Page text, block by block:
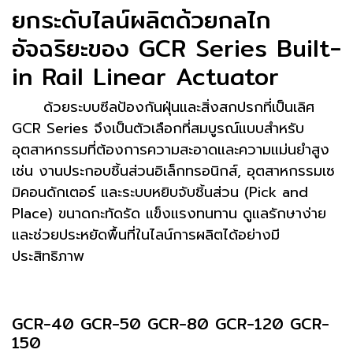
ยกระดับไลน์ผลิตด้วยกลไก
อัจฉริยะของ GCR Series Built-
in Rail Linear Actuator
ด้วยระบบซีลป้องกันฝุ่นและสิ่งสกปรกที่เป็นเลิศ
GCR Series จึงเป็นตัวเลือกที่สมบูรณ์แบบสำหรับ
อุตสาหกรรมที่ต้องการความสะอาดและความแม่นยำสูง
เช่น งานประกอบชิ้นส่วนอิเล็กทรอนิกส์, อุตสาหกรรมเซ
มิคอนดักเตอร์ และระบบหยิบจับชิ้นส่วน (Pick and
Place) ขนาดกะทัดรัด แข็งแรงทนทาน ดูแลรักษาง่าย
และช่วยประหยัดพื้นที่ในไลน์การผลิตได้อย่างมี
ประสิทธิภาพ
GCR-40 GCR-50 GCR-80 GCR-120 GCR-
150